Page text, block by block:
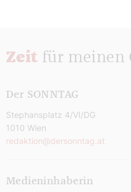
Zeit für meinen
Der SONNTAG
Stephansplatz 4/VI/DG
1010 Wien
redaktion@dersonntag.at
Medieninhaberin